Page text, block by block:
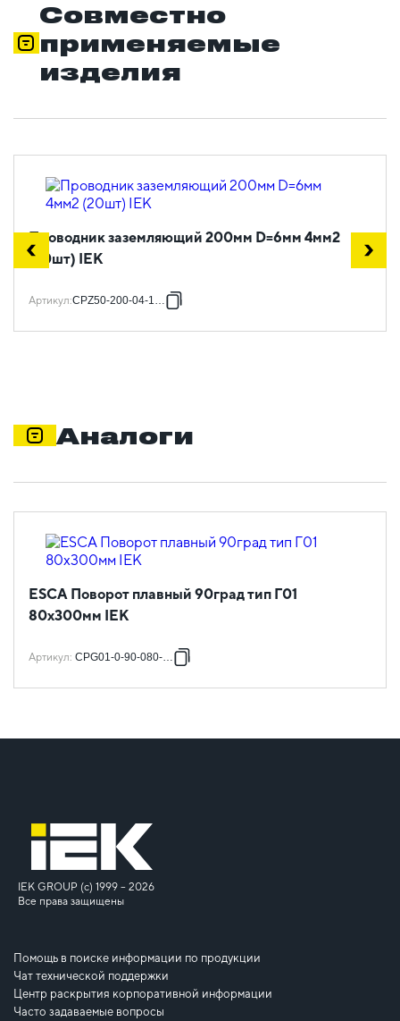
Совместно
применяемые
изделия
Проводник заземляющий 200мм D=6мм 4мм2
(20шт) IEK
Артикул:CPZ50-200-04-1-06
Аналоги
ESCA Поворот плавный 90град тип Г01
80х300мм IEK
Артикул: CPG01-0-90-080-300
IEK GROUP (c) 1999 – 2026
Все права защищены
Помощь в поиске информации по продукции
Чат технической поддержки
Центр раскрытия корпоративной информации
Часто задаваемые вопросы